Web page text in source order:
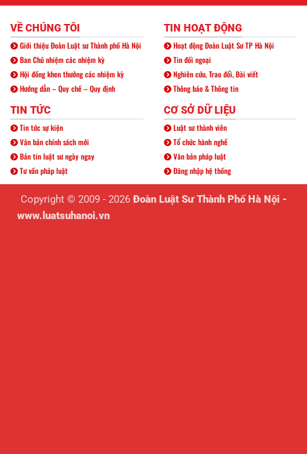
VỀ CHÚNG TÔI
Giới thiệu Đoàn Luật sư Thành phố Hà Nội
Ban Chủ nhiệm các nhiệm kỳ
Hội đồng khen thưởng các nhiệm kỳ
Hướng dẫn – Quy chế – Quy định
TIN HOẠT ĐỘNG
Hoạt động Đoàn Luật Sư TP Hà Nội
Tin đối ngoại
Nghiên cứu, Trao đổi, Bài viết
Thông báo & Thông tin
TIN TỨC
Tin tức sự kiện
Văn bản chính sách mới
Bản tin luật sư ngày ngay
Tư vấn pháp luật
CƠ SỞ DỮ LIỆU
Luật sư thành viên
Tổ chức hành nghề
Văn bản pháp luật
Đăng nhập hệ thống
Copyright © 2009 - 2026Đoàn Luật Sư Thành Phố Hà Nội -
www.luatsuhanoi.vn